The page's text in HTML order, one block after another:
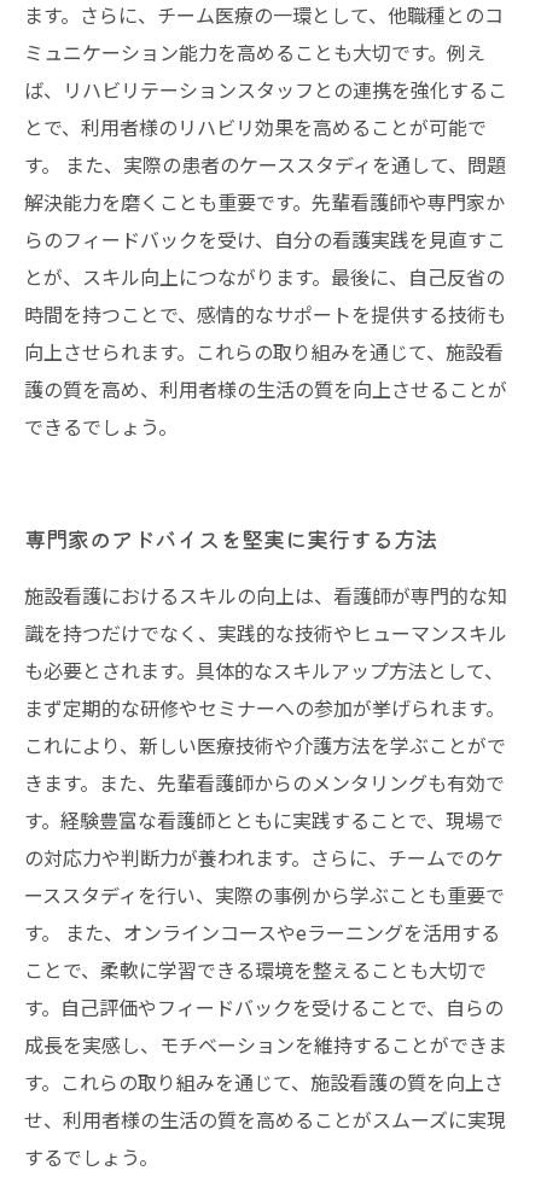
ます。さらに、チーム医療の一環として、他職種とのコ
ミュニケーション能力を高めることも大切です。例え
ば、リハビリテーションスタッフとの連携を強化するこ
とで、利用者様のリハビリ効果を高めることが可能で
す。 また、実際の患者のケーススタディを通して、問題
解決能力を磨くことも重要です。先輩看護師や専門家か
らのフィードバックを受け、自分の看護実践を見直すこ
とが、スキル向上につながります。最後に、自己反省の
時間を持つことで、感情的なサポートを提供する技術も
向上させられます。これらの取り組みを通じて、施設看
護の質を高め、利用者様の生活の質を向上させることが
できるでしょう。
専門家のアドバイスを堅実に実行する方法
施設看護におけるスキルの向上は、看護師が専門的な知
識を持つだけでなく、実践的な技術やヒューマンスキル
も必要とされます。具体的なスキルアップ方法として、
まず定期的な研修やセミナーへの参加が挙げられます。
これにより、新しい医療技術や介護方法を学ぶことがで
きます。また、先輩看護師からのメンタリングも有効で
す。経験豊富な看護師とともに実践することで、現場で
の対応力や判断力が養われます。さらに、チームでのケ
ーススタディを行い、実際の事例から学ぶことも重要で
す。 また、オンラインコースやeラーニングを活用する
ことで、柔軟に学習できる環境を整えることも大切で
す。自己評価やフィードバックを受けることで、自らの
成長を実感し、モチベーションを維持することができま
す。これらの取り組みを通じて、施設看護の質を向上さ
せ、利用者様の生活の質を高めることがスムーズに実現
するでしょう。